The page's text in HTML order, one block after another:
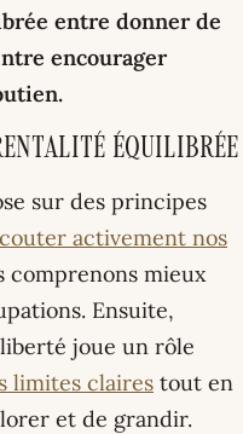
entre donner de
encourager
Équilibrée
sur des principes
activement nos
comprenons mieux
Ensuite,
joue un rôle
limites claires tout en
et de grandir.